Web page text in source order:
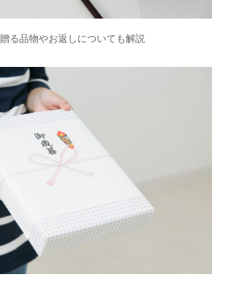
る品物やお返しについても解説